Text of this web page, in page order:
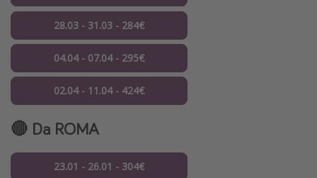
28.03 - 31.03 - 284€
04.04 - 07.04 - 295€
02.04 - 11.04 - 424€
🔴 Da ROMA
23.01 - 26.01 - 304€